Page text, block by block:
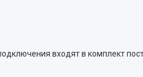
входят в комплект